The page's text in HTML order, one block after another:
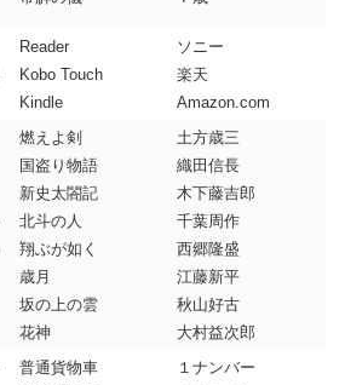
Reader
Kobo Touch
Kindle
ソニー
楽天
Amazon.com
燃えよ剣
国盗り物語
新史太閤記
北斗の人
翔ぶが如く
歳月
坂の上の雲
花神
土方歳三
織田信長
木下藤吉郎
千葉周作
西郷隆盛
江藤新平
秋山好古
大村益次郎
普通貨物車
１ナンバー